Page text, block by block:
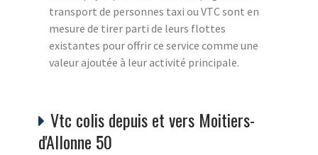
transport de personnes taxi ou VTC sont en
mesure de tirer parti de leurs flottes
existantes pour offrir ce service comme une
valeur ajoutée à leur activité principale.
Vtc colis depuis et vers Moitiers-
d'Allonne 50